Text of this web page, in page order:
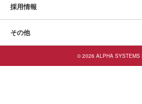
採用情報
その他
© 2026 ALPHA SYSTEMS